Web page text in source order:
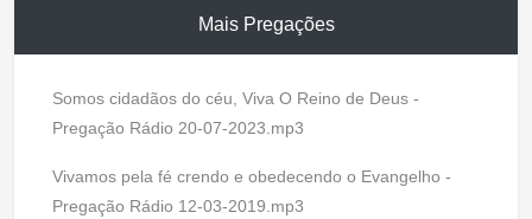
Mais Pregações
Somos cidadãos do céu, Viva O Reino de Deus -
Pregação Rádio 20-07-2023.mp3
Vivamos pela fé crendo e obedecendo o Evangelho -
Pregação Rádio 12-03-2019.mp3